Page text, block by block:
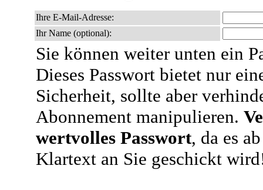
Ihre E-Mail-Adresse:
Ihr Name (optional):
Sie können weiter unten ein
Dieses Passwort bietet nur
Sicherheit, sollte aber
Abonnement manipulieren.
wertvolles Passwort, da es
Klartext an Sie geschickt